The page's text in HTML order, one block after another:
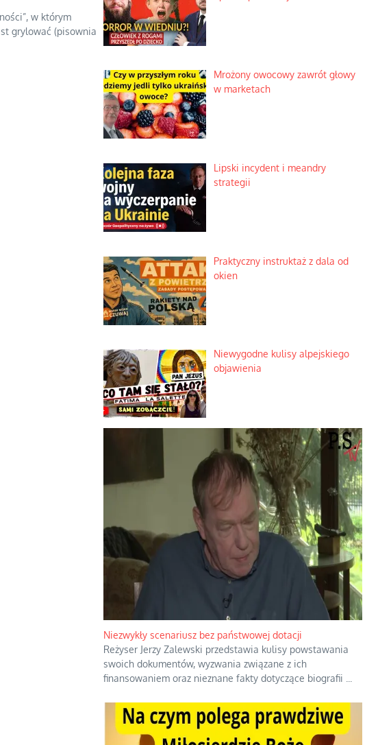
w którym
grylować (pisownia
Mrożony owocowy zawrót głowy
w marketach
Lipski incydent i meandry
strategii
Praktyczny instruktaż z dala od
okien
Niewygodne kulisy alpejskiego
objawienia
Niezwykły scenariusz bez państwowej dotacji
Reżyser Jerzy Zalewski przedstawia kulisy powstawania
swoich dokumentów, wyzwania związane z ich
finansowaniem oraz nieznane fakty dotyczące biografii